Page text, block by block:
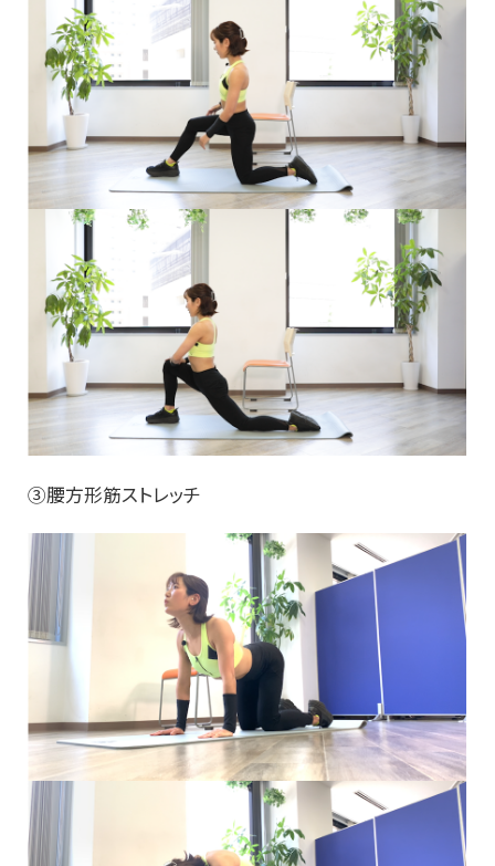
③腰方形筋ストレッチ